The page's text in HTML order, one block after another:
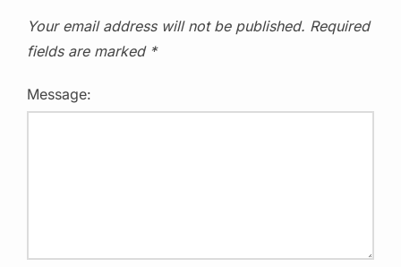
Your email address will not be published. Required
fields are marked *
Message: